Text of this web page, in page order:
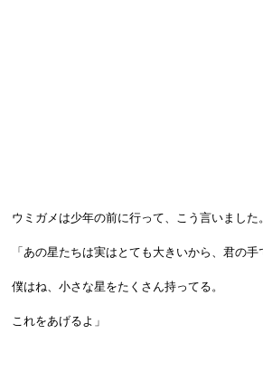
ウミガメは少年の前に行って、こう言いました。
「あの星たちは実はとても大きいから、君の手
僕はね、小さな星をたくさん持ってる。
これをあげるよ」